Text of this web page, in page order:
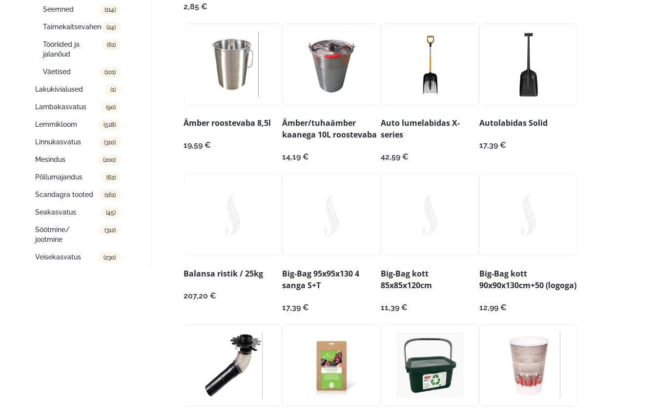
Seemned (114)
Taimekaitsevahendid(24)
Tööriided ja
jalanõud
(61)
Väetised (101)
Lakukivialused (1)
Lambakasvatus (90)
Lemmikloom (518)
Linnukasvatus (310)
Mesindus (200)
Põllumajandus (62)
Scandagra tooted (161)
Seakasvatus (45)
Söötmine/
jootmine
(312)
Veisekasvatus (230)
2,85 €
Ämber roostevaba 8,5l
19,59 €
Ämber/tuhaämber
kaanega 10L roostevaba
14,19 €
Auto lumelabidas X-
series
42,59 €
Autolabidas Solid
17,39 €
Balansa ristik / 25kg
207,20 €
Big-Bag 95x95x130 4
sanga S+T
17,39 €
Big-Bag kott
85x85x120cm
11,39 €
Big-Bag kott
90x90x130cm+50 (logoga)
12,99 €